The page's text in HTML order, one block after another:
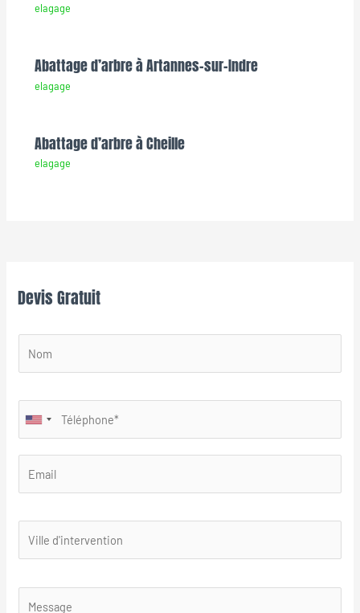
elagage
Abattage d’arbre à Artannes-sur-Indre
elagage
Abattage d’arbre à Cheille
elagage
Devis Gratuit